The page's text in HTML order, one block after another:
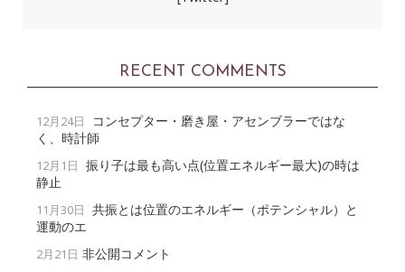
RECENT COMMENTS
12月24日
コンセプター・磨き屋・アセンブラーではな
く、時計師
12月1日 振り子は最も高い点(位置エネルギー最大)の時は
静止
11月30日 共振とは位置のエネルギー（ポテンシャル）と
運動のエ
2月21日 非公開コメント